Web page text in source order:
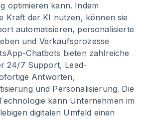
optimieren kann. Indem
Kraft der KI nutzen, können sie
automatisieren, personalisierte
und Verkaufsprozesse
Chatbots bieten zahlreiche
24/7 Support, Lead-
Antworten,
und Personalisierung. Die
kann Unternehmen im
digitalen Umfeld einen